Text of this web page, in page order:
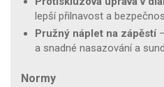
lepší přilnavost a
Pružný náplet na zápěstí
a snadné nasazování a
Normy